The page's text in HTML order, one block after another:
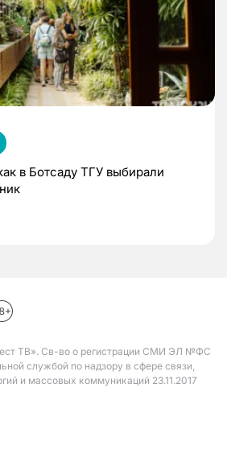
в Ботсаду ТГУ выбирали
ТВ». Св-во о регистрации СМИ ЭЛ №ФС
службой по надзору в сфере связи,
и массовых коммуникаций 23.11.2017